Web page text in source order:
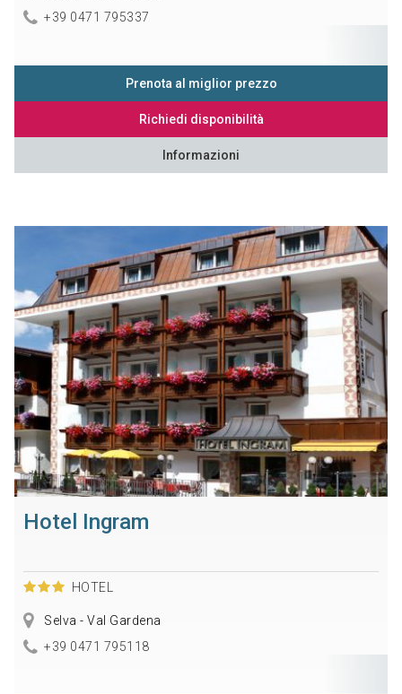
+39 0471 795337
Prenota al miglior prezzo
Richiedi disponibilità
Informazioni
Hotel Ingram
HOTEL
Selva - Val Gardena
+39 0471 795118